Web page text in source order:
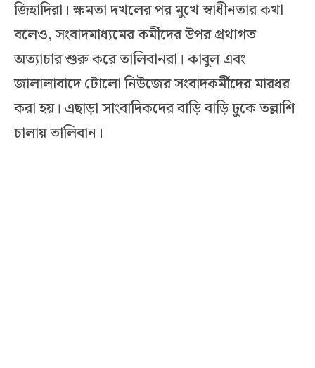
জিহাদিরা। ক্ষমতা দখলের পর মুখে স্বাধীনতার কথা
বলেও, সংবাদমাধ্যমের কর্মীদের উপর প্রথাগত
অত্যাচার শুরু করে তালিবানরা। কাবুল এবং
জালালাবাদে টোলো নিউজের সংবাদকর্মীদের মারধর
করা হয়। এছাড়া সাংবাদিকদের বাড়ি বাড়ি ঢুকে তল্লাশি
চালায় তালিবান।